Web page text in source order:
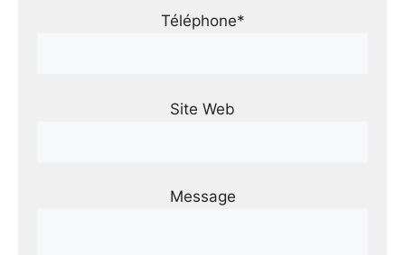
Téléphone*
Site Web
Message